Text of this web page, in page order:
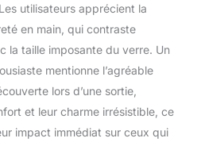
utilisateurs apprécient la
en main, qui contraste
la taille imposante du verre. Un
mentionne l’agréable
lors d’une sortie,
et leur charme irrésistible, ce
impact immédiat sur ceux qui